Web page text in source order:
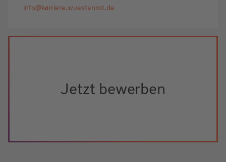
info@karriere.wuestenrot.de
Jetzt bewerben